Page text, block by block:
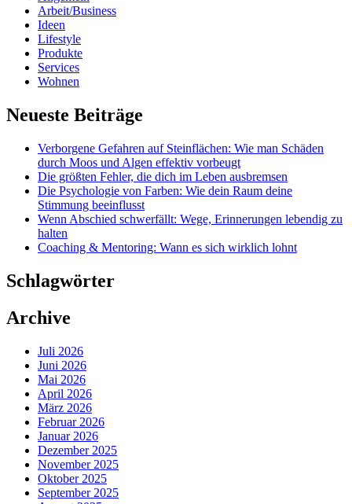
Arbeit/Business
Ideen
Lifestyle
Produkte
Services
Wohnen
Neueste Beiträge
Verborgene Gefahren auf Steinflächen: Wie man Schäden
durch Moos und Algen effektiv vorbeugt
Die größten Fehler, die dich im Leben ausbremsen
Die Psychologie von Farben: Wie dein Raum deine
Stimmung beeinflusst
Wenn Abschied schwerfällt: Wege, Erinnerungen lebendig zu
halten
Coaching & Mentoring: Wann es sich wirklich lohnt
Schlagwörter
Archive
Juli 2026
Juni 2026
Mai 2026
April 2026
März 2026
Februar 2026
Januar 2026
Dezember 2025
November 2025
Oktober 2025
September 2025